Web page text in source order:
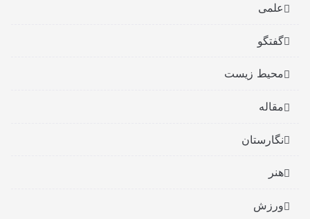
علمی
گفتگو
محیط زیست
مقاله
نگارستان
هنر
ورزش